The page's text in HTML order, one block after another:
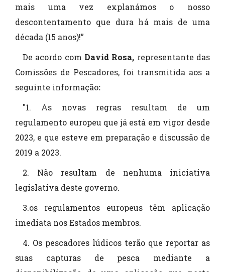
mais uma vez explanámos o nosso
descontentamento que dura há mais de uma
década (15 anos)!”
De acordo com David Rosa, representante das
Comissões de Pescadores, foi transmitida aos a
seguinte informação:
"1. As novas regras resultam de um
regulamento europeu que já está em vigor desde
2023, e que esteve em preparação e discussão de
2019 a 2023.
2. Não resultam de nenhuma iniciativa
legislativa deste governo.
3.os regulamentos europeus têm aplicação
imediata nos Estados membros.
4. Os pescadores lúdicos terão que reportar as
suas capturas de pesca mediante a